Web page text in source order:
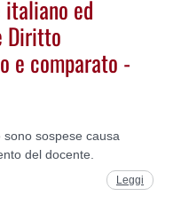
ed
Diritto
e comparato -
sospese causa
del docente.
Leggi